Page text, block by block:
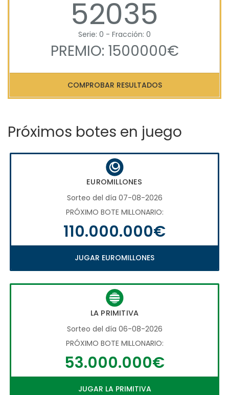
52035
Serie: 0 - Fracción: 0
PREMIO: 1500000€
COMPROBAR RESULTADOS
Próximos botes en juego
EUROMILLONES
Sorteo del día 07-08-2026
PRÓXIMO BOTE MILLONARIO:
110.000.000€
JUGAR EUROMILLONES
LA PRIMITIVA
Sorteo del día 06-08-2026
PRÓXIMO BOTE MILLONARIO:
53.000.000€
JUGAR LA PRIMITIVA